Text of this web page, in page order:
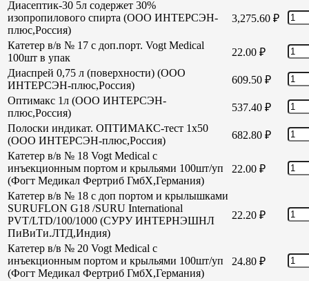
Диасептик-30 5л содержет 30%
изопропилового спирта (ООО ИНТЕРСЭН-
плюс,Россия)
3,275.60 ₽
Катетер в/в № 17 с доп.порт. Vogt Medical
100шт в упак
22.00 ₽
Диаспрей 0,75 л (поверхности) (ООО
ИНТЕРСЭН-плюс,Россия)
609.50 ₽
Оптимакс 1л (ООО ИНТЕРСЭН-
плюс,Россия)
537.40 ₽
Полоски индикат. ОПТИМАКС-тест 1х50
(ООО ИНТЕРСЭН-плюс,Россия)
682.80 ₽
Катетер в/в № 18 Vogt Medical с
инъекционным портом и крыльями 100шт/уп
(Фогт Медикал Фертриб ГмбХ,Германия)
22.00 ₽
Катетер в/в № 18 с доп портом и крылышками
SURUFLON G18 /SURU International
PVT/LTD/100/1000 (СУРУ ИНТЕРНЭШНЛ
ПиВиТи.ЛТД,Индия)
22.20 ₽
Катетер в/в № 20 Vogt Medical с
инъекционным портом и крыльями 100шт/уп
(Фогт Медикал Фертриб ГмбХ,Германия)
24.80 ₽